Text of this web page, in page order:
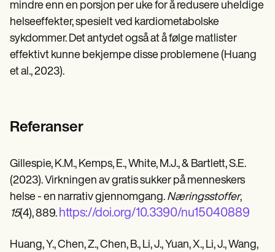
mindre enn en porsjon per uke for å redusere uheldige
helseeffekter, spesielt ved kardiometabolske
sykdommer. Det antydet også at å følge matlister
effektivt kunne bekjempe disse problemene (Huang
et al., 2023).
Referanser
Gillespie, K.M., Kemps, E., White, M.J., & Bartlett, S.E.
(2023). Virkningen av gratis sukker på menneskers
helse - en narrativ gjennomgang. Næringsstoffer,
15(4), 889. https://doi.org/10.3390/nu15040889
Huang, Y., Chen, Z., Chen, B., Li, J., Yuan, X., Li, J., Wang,